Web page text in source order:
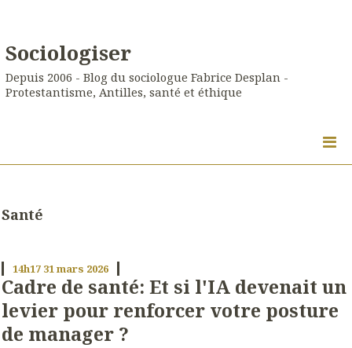
Sociologiser
Depuis 2006 - Blog du sociologue Fabrice Desplan -
Protestantisme, Antilles, santé et éthique
Santé
14h17 31mars 2026
Cadre de santé: Et si l'IA devenait un
levier pour renforcer votre posture
de manager ?